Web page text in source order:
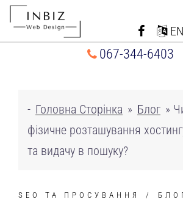
Перейти
EN
067-344-6403
- Головна Сторінка » Блог »
фізичне розташування
та видачу в пошуку?
SEO ТА ПРОСУВАННЯ